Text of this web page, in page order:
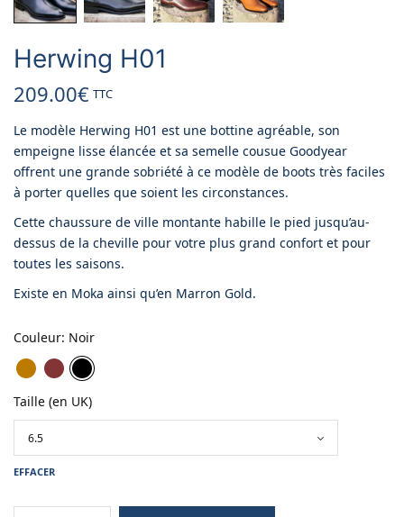
Herwing H01
209.00€ TTC
Le modèle Herwing H01 est une bottine agréable, son
empeigne lisse élancée et sa semelle cousue Goodyear
offrent une grande sobriété à ce modèle de boots très faciles
à porter quelles que soient les circonstances.
Cette chaussure de ville montante habille le pied jusqu’au-
dessus de la cheville pour votre plus grand confort et pour
toutes les saisons.
Existe en Moka ainsi qu’en Marron Gold.
Couleur: Noir
Taille (en UK)
EFFACER